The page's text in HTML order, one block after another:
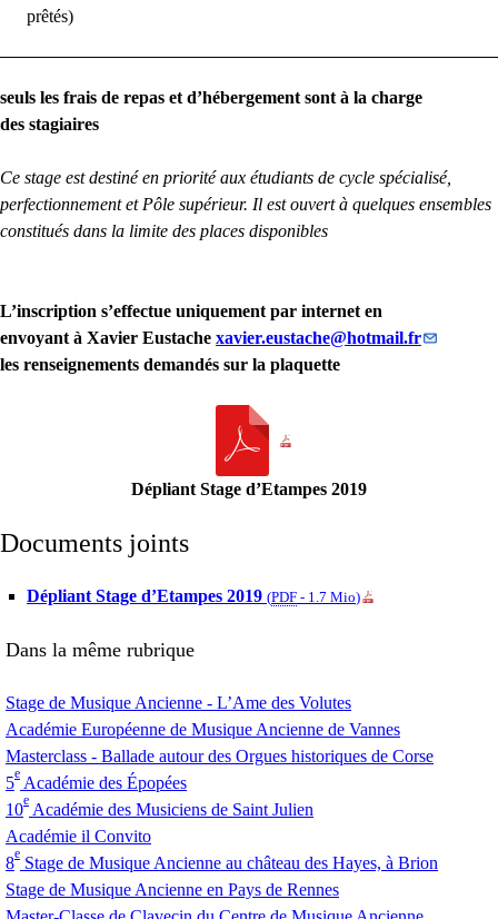
prêtés)
seuls les frais de repas et d’hébergement sont à la charge
des stagiaires
Ce stage est destiné en priorité aux étudiants de cycle spécialisé,
perfectionnement et Pôle supérieur. Il est ouvert à quelques ensembles
constitués dans la limite des places disponibles
L’inscription s’effectue uniquement par internet en
envoyant à Xavier Eustache xavier.eustache@hotmail.fr
les renseignements demandés sur la plaquette
Dépliant Stage d’Etampes 2019
Documents joints
Dépliant Stage d’Etampes 2019 (PDF - 1.7 Mio)
Dans la même rubrique
Stage de Musique Ancienne - L’Ame des Volutes
Académie Européenne de Musique Ancienne de Vannes
Masterclass - Ballade autour des Orgues historiques de Corse
5
e
Académie des Épopées
10
e
Académie des Musiciens de Saint Julien
Académie il Convito
8
e
Stage de Musique Ancienne au château des Hayes, à Brion
Stage de Musique Ancienne en Pays de Rennes